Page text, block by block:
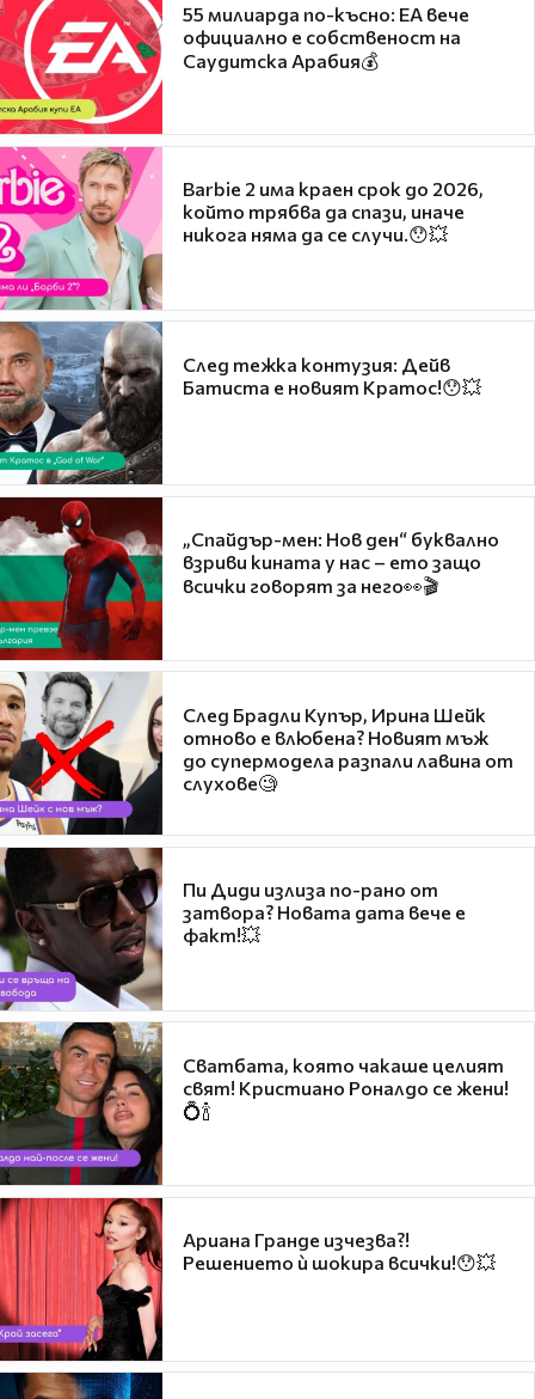
55 милиарда по-късно: EA вече
официално е собственост на
Саудитска Арабия💰
Barbie 2 има краен срок до 2026,
който трябва да спази, иначе
никога няма да се случи.😯💥
След тежка контузия: Дейв
Батиста е новият Кратос!😯💥
„Спайдър-мен: Нов ден“ буквално
взриви кината у нас – ето защо
всички говорят за него👀🎬
След Брадли Купър, Ирина Шейк
отново е влюбена? Новият мъж
до супермодела разпали лавина от
слухове🧐
Пи Диди излиза по-рано от
затвора? Новата дата вече е
факт!💥
Сватбата, която чакаше целият
свят! Кристиано Роналдо се жени!
💍🍾
Ариана Гранде изчезва?!
Решението ѝ шокира всички!😯💥